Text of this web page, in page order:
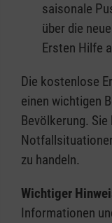
saisonale
über die
Ersten Hilfe
Die kostenlose
einen wichtigen
Bevölkerung.
zu handeln.
Wichtiger
Informationen